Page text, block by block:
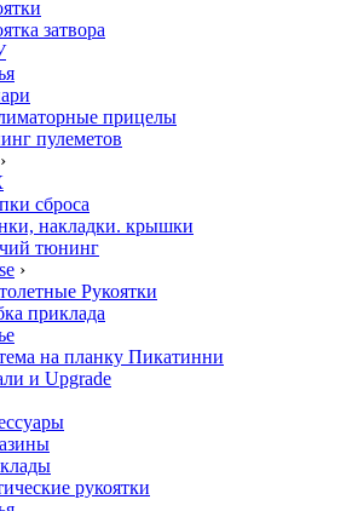
затвора
прицелы
пулеметов
›
сброса
накладки. крышки
тюнинг
›
Рукоятки
приклада
на планку Пикатинни
и Upgrade
рукоятки